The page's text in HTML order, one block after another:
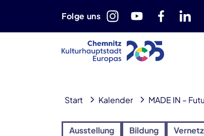
Folge uns
Start Kalender MADE IN –
Ausstellung Bildung